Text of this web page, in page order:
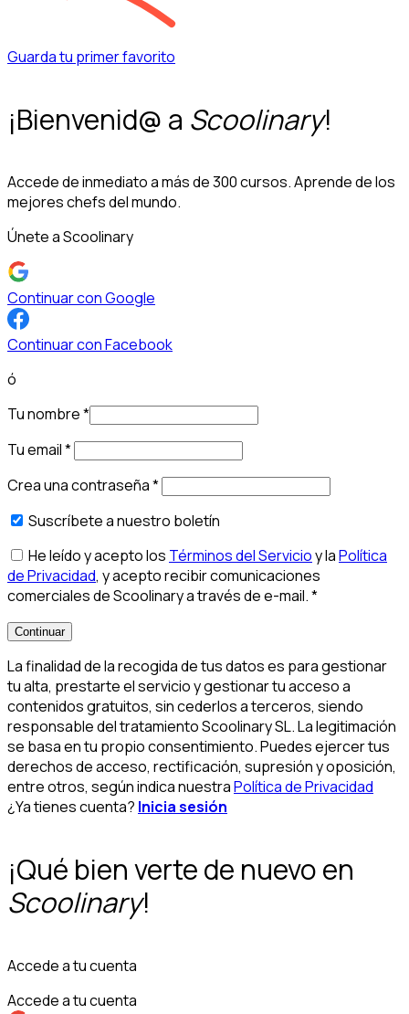
Guarda tu primer favorito
¡Bienvenid@ a Scoolinary!
Accede de inmediato a más de 300 cursos. Aprende de los
mejores chefs del mundo.
Únete a Scoolinary
Continuar con Google
Continuar con Facebook
ó
Tu nombre*
Tu email*
Crea una contraseña*
Suscríbete a nuestro boletín
He leído y acepto los Términos del Servicioy laPolítica
de Privacidad, y acepto recibir comunicaciones
comerciales de Scoolinary a través de e-mail.*
Continuar
La finalidad de la recogida de tus datos es para gestionar
tu alta, prestarte el servicio y gestionar tu acceso a
contenidos gratuitos, sin cederlos a terceros, siendo
responsable del tratamiento Scoolinary SL. La legitimación
se basa en tu propio consentimiento. Puedes ejercer tus
derechos de acceso, rectificación, supresión y oposición,
entre otros, según indica nuestraPolítica de Privacidad
¿Ya tienes cuenta? Inicia sesión
¡Qué bien verte de nuevo en
Scoolinary!
Accede a tu cuenta
Accede a tu cuenta